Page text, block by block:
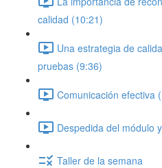
calidad (10:21)
Una estrategia de
pruebas (9:36)
Comunicación efectiva
Despedida del módulo
Taller de la semana